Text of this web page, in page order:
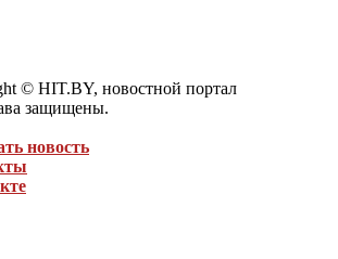
© HIT.BY, новостной портал
защищены.
новость